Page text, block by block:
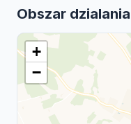
Obszar
+
−